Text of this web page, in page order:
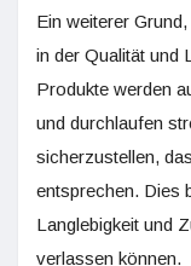
Ein weiterer
in der Qualität und
Produkte werden
und durchlaufen
sicherzustellen,
entsprechen. Dies
Langlebigkeit und
verlassen können.